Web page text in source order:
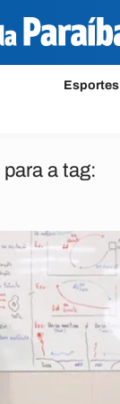
Esportes
a tag: